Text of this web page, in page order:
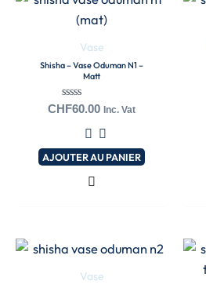
Vase
Shisha – Vase Oduman N1 –
Matt
Note
CHF60.00 Inc. Vat
AJOUTER AU PANIER
Vase